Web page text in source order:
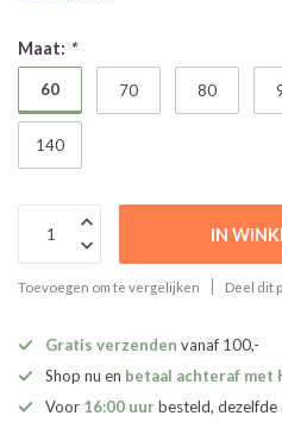
Maat: *
60 70 80
140
IN
Toevoegen om te vergelijken Deel dit
Gratis verzenden vanaf 100,-
Shop nu en betaal achteraf met
Voor 16:00 uurbesteld,